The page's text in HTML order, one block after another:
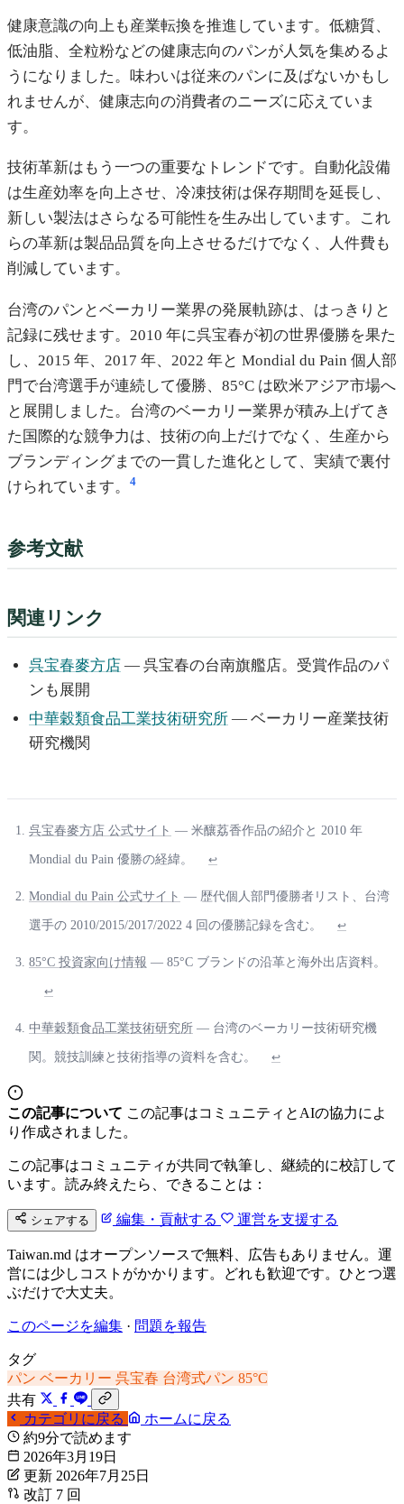
健康意識の向上も産業転換を推進しています。低糖質、
低油脂、全粒粉などの健康志向のパンが人気を集めるよ
うになりました。味わいは従来のパンに及ばないかもし
れませんが、健康志向の消費者のニーズに応えていま
す。
技術革新はもう一つの重要なトレンドです。自動化設備
は生産効率を向上させ、冷凍技術は保存期間を延長し、
新しい製法はさらなる可能性を生み出しています。これ
らの革新は製品品質を向上させるだけでなく、人件費も
削減しています。
台湾のパンとベーカリー業界の発展軌跡は、はっきりと
記録に残せます。2010 年に呉宝春が初の世界優勝を果た
し、2015 年、2017 年、2022 年と Mondial du Pain 個人部
門で台湾選手が連続して優勝、85°C は欧米アジア市場へ
と展開しました。台湾のベーカリー業界が積み上げてき
た国際的な競争力は、技術の向上だけでなく、生産から
ブランディングまでの一貫した進化として、実績で裏付
けられています。
4
参考文献
関連リンク
呉宝春麥方店 — 呉宝春の台南旗艦店。受賞作品のパ
ンも展開
中華穀類食品工業技術研究所 — ベーカリー産業技術
研究機関
呉宝春麥方店 公式サイト — 米釀荔香作品の紹介と 2010 年
Mondial du Pain 優勝の経緯。 ↩
Mondial du Pain 公式サイト — 歴代個人部門優勝者リスト、台湾
選手の 2010/2015/2017/2022 4 回の優勝記録を含む。 ↩
85°C 投資家向け情報 — 85°C ブランドの沿革と海外出店資料。
↩
中華穀類食品工業技術研究所 — 台湾のベーカリー技術研究機
関。競技訓練と技術指導の資料を含む。 ↩
この記事について この記事はコミュニティとAIの協力によ
り作成されました。
この記事はコミュニティが共同で執筆し、継続的に校訂して
います。読み終えたら、できることは：
シェアする 編集・貢献する 運営を支援する
Taiwan.md はオープンソースで無料、広告もありません。運
営には少しコストがかかります。どれも歓迎です。ひとつ選
ぶだけで大丈夫。
このページを編集 · 問題を報告
タグ
パン ベーカリー 呉宝春 台湾式パン 85°C
共有
カテゴリに戻る
ホームに戻る
約9分で読めます
2026年3月19日
更新 2026年7月25日
改訂 7 回